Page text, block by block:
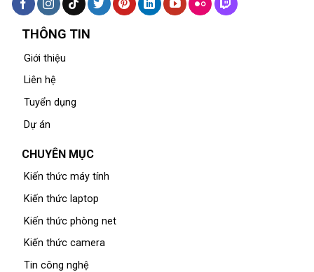
THÔNG TIN
Giới thiệu
Liên hệ
Tuyển dụng
Dự án
CHUYÊN MỤC
Kiến thức máy tính
Kiến thức laptop
Kiến thức phòng net
Kiến thức camera
Tin công nghệ